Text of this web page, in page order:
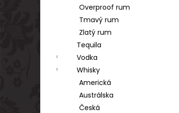
Overproof rum
Tmavý rum
Zlatý rum
Tequila
Vodka
Whisky
Americká
Austrálska
Česká